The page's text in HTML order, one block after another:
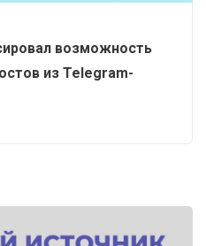
возможность
из Telegram-